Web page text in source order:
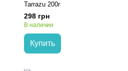
Tarrazu 200г
298 грн
В наличии
Купить